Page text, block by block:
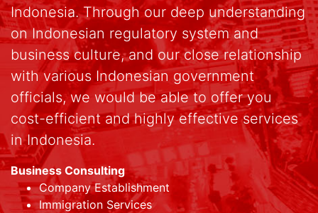
Indonesia. Through our deep understanding
on Indonesian regulatory system and
business culture, and our close relationship
with various Indonesian government
officials, we would be able to offer you
cost-efficient and highly effective services
in Indonesia.
Business Consulting
Company Establishment
Immigration Services